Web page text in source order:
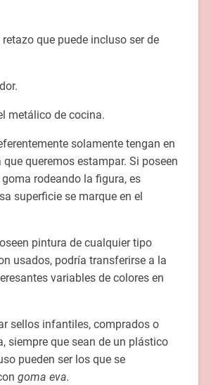
que puede incluso ser de
metálico de cocina.
solamente tengan en
que queremos estampar. Si poseen
rodeando la figura, es
superficie se marque en el
pintura de cualquier tipo
usados, podría transferirse a la
variables de colores en
sellos infantiles, comprados o
siempre que sean de un plástico
pueden ser los que se
goma eva.